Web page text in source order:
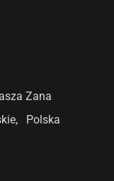
Zana
Polska